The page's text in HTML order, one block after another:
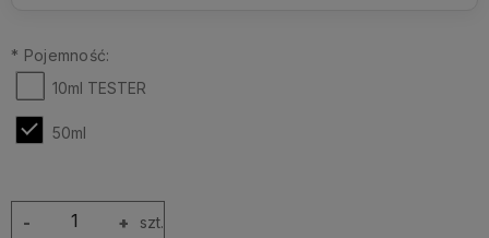
* Pojemność:
10ml TESTER
50ml
+
- szt.